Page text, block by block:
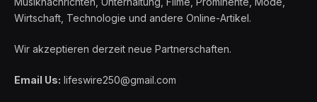
Wirtschaft, Technologie und andere Online-Artikel.
Wir akzeptieren derzeit neue Partnerschaften.
Email Us: lifeswire250@gmail.com